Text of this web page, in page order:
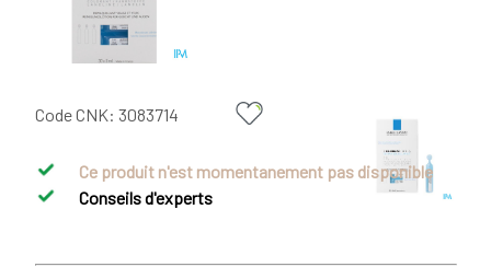
Code CNK: 3083714
Ce produit n'est momentanement pas disponible
Conseils d'experts